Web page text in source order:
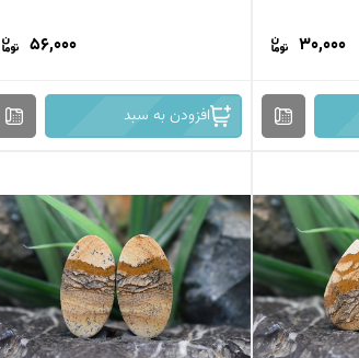
30,000
56,000
افزودن به سبد